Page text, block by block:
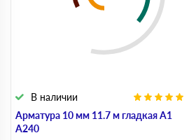
Арматура 10 мм 11.7 м гладкая А1
А240
В наличии